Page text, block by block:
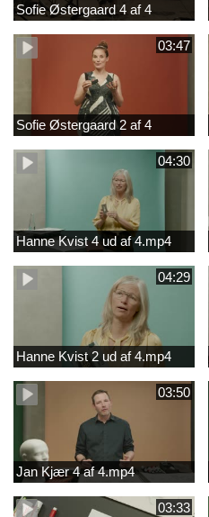
Sofie Østergaard 4 af 4
03:47
Sofie Østergaard 2 af 4
04:30
Hanne Kvist 4 ud af 4.mp4
04:29
Hanne Kvist 2 ud af 4.mp4
03:50
Jan Kjær 4 af 4.mp4
03:33